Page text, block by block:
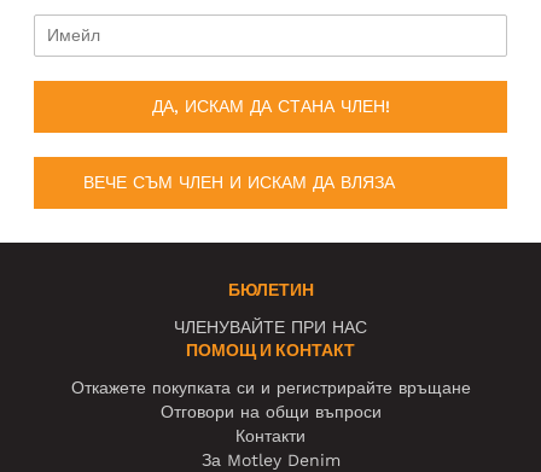
ДА, ИСКАМ ДА СТАНА ЧЛЕН!
ВЕЧЕ СЪМ ЧЛЕН И ИСКАМ ДА ВЛЯЗА
БЮЛЕТИН
ЧЛЕНУВАЙТЕ ПРИ НАС
ПОМОЩ И КОНТАКТ
Откажете покупката си и регистрирайте връщане
Отговори на общи въпроси
Контакти
За Motley Denim